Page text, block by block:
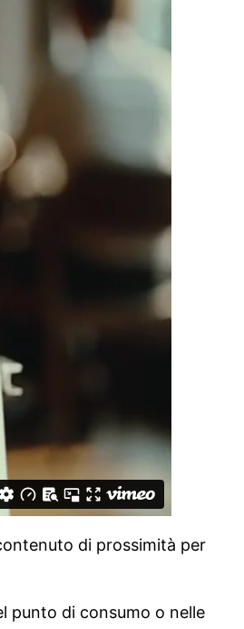
di prossimità per
punto di consumo o nelle